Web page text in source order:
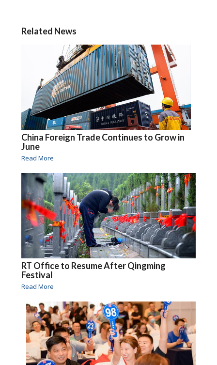
Related News
China Foreign Trade Continues to Grow in
June
Read More
RT Office to Resume After Qingming
Festival
Read More